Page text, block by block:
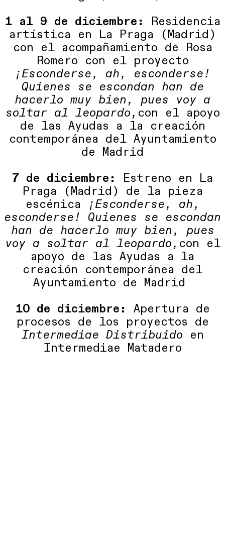
1 al 9 de diciembre:
Residencia
artística en La Praga (Madrid)
con el acompañamiento de Rosa
Romero con el proyecto
¡Esconderse, ah, esconderse!
Quienes se escondan han de
hacerlo muy bien, pues voy a
soltar al leopardo, con el apoyo
de las Ayudas a la creación
contemporánea del Ayuntamiento
de Madrid
7 de diciembre:
Estreno en La
Praga (Madrid) de la pieza
escénica
¡Esconderse, ah,
esconderse! Quienes se escondan
han de hacerlo muy bien, pues
voy a soltar al leopardo, con el
apoyo de las Ayudas a la
creación contemporánea del
Ayuntamiento de Madrid
10 de diciembre:
Apertura de
procesos de los proyectos de
Intermediae Distribuido en
Intermediae Matadero